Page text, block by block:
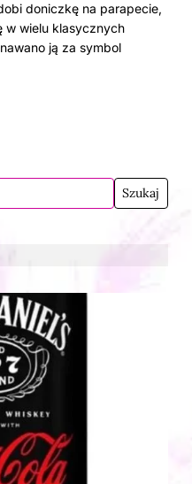
doniczkę na parapecie,
w wielu klasycznych
ją za symbol